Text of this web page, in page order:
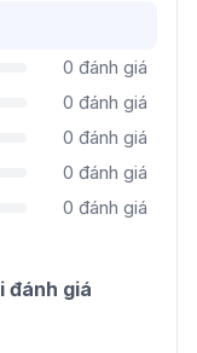
0 đánh giá
0 đánh giá
0 đánh giá
0 đánh giá
0 đánh giá
đánh giá